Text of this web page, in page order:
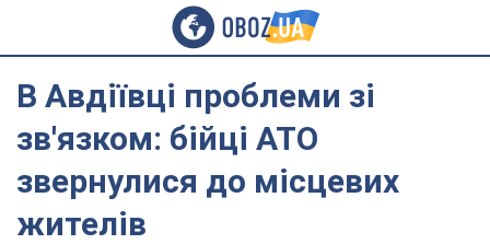
В Авдіївці проблеми зі
зв'язком: бійці АТО
звернулися до місцевих
жителів